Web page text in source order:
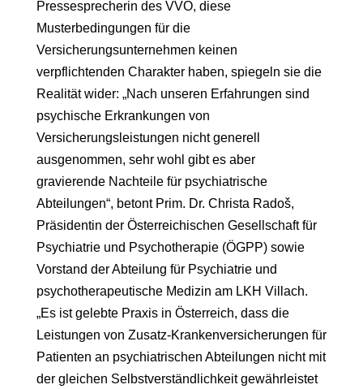
Pressesprecherin des VVO, diese
Musterbedingungen für die
Versicherungsunternehmen keinen
verpflichtenden Charakter haben, spiegeln sie die
Realität wider: „Nach unseren Erfahrungen sind
psychische Erkrankungen von
Versicherungsleistungen nicht generell
ausgenommen, sehr wohl gibt es aber
gravierende Nachteile für psychiatrische
Abteilungen“, betont Prim. Dr. Christa Radoš,
Präsidentin der Österreichischen Gesellschaft für
Psychiatrie und Psychotherapie (ÖGPP) sowie
Vorstand der Abteilung für Psychiatrie und
psychotherapeutische Medizin am LKH Villach.
„Es ist gelebte Praxis in Österreich, dass die
Leistungen von Zusatz-Krankenversicherungen für
Patienten an psychiatrischen Abteilungen nicht mit
der gleichen Selbstverständlichkeit gewährleistet